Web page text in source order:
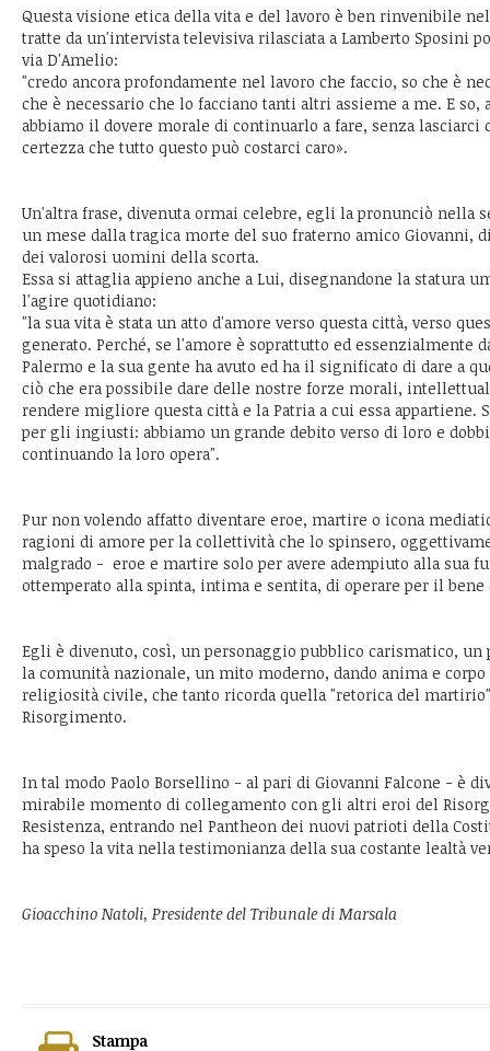
Questa visione etica della vita e del lavoro è ben rinvenibile
tratte da un'intervista televisiva rilasciata a Lamberto Sposini
via D'Amelio:
"credo ancora profondamente nel lavoro che faccio, so che è
che è necessario che lo facciano tanti altri assieme a me. E
abbiamo il dovere morale di continuarlo a fare, senza
certezza che tutto questo può costarci caro».
Un'altra frase, divenuta ormai celebre, egli la pronunciò nella
un mese dalla tragica morte del suo fraterno amico Giovanni,
dei valorosi uomini della scorta.
Essa si attaglia appieno anche a Lui, disegnandone la statura
l'agire quotidiano:
"la sua vita è stata un atto d'amore verso questa città, verso
generato. Perché, se l'amore è soprattutto ed essenzialmente
Palermo e la sua gente ha avuto ed ha il significato di dare a
ciò che era possibile dare delle nostre forze morali,
rendere migliore questa città e la Patria a cui essa
per gli ingiusti: abbiamo un grande debito verso di loro e
continuando la loro opera".
Pur non volendo affatto diventare eroe, martire o icona
ragioni di amore per la collettività che lo spinsero,
malgrado - eroe e martire solo per avere adempiuto alla sua
ottemperato alla spinta, intima e sentita, di operare per il bene
Egli è divenuto, così, un personaggio pubblico carismatico,
la comunità nazionale, un mito moderno, dando anima e corpo
religiosità civile, che tanto ricorda quella "retorica del
Risorgimento.
In tal modo Paolo Borsellino - al pari di Giovanni Falcone - è
mirabile momento di collegamento con gli altri eroi del
Resistenza, entrando nel Pantheon dei nuovi patrioti della
ha speso la vita nella testimonianza della sua costante lealtà
Gioacchino Natoli, Presidente del Tribunale di Marsala
Stampa